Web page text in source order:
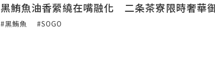
黑鮪魚油香縈繞在嘴融化 二条茶寮限時奢華
#黑鮪魚 #SOGO